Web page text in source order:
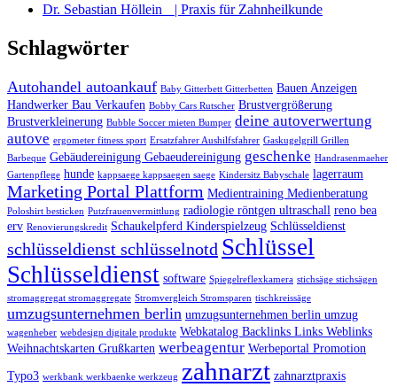
Dr. Sebastian Höllein | Praxis für Zahnheilkunde
Schlagwörter
Autohandel autoankauf Baby Gitterbett Gitterbetten Bauen Anzeigen
Handwerker Bau Verkaufen Bobby Cars Rutscher Brustvergrößerung
Brustverkleinerung Bubble Soccer mieten Bumper deine autoverwertung
autove ergometer fitness sport Ersatzfahrer Aushilfsfahrer Gaskugelgrill Grillen
Barbeque Gebäudereinigung Gebaeudereinigung geschenke Handrasenmaeher
Gartenpflege hunde kappsaege kappsaegen saege Kindersitz Babyschale lagerraum
Marketing Portal Plattform Medientraining Medienberatung
Poloshirt besticken Putzfrauenvermittlung radiologie röntgen ultraschall reno bea
erv Renovierungskredit Schaukelpferd Kinderspielzeug Schlüsseldienst
schlüsseldienst schlüsselnotd Schlüssel
Schlüsseldienst software Spiegelreflexkamera stichsäge stichsägen
stromaggregat stromaggregate Stromvergleich Stromsparen tischkreissäge
umzugsunternehmen berlin umzugsunternehmen berlin umzug
wagenheber webdesign digitale produkte Webkatalog Backlinks Links Weblinks
Weihnachtskarten Grußkarten werbeagentur Werbeportal Promotion
Typo3 werkbank werkbaenke werkzeug zahnarzt zahnarztpraxis